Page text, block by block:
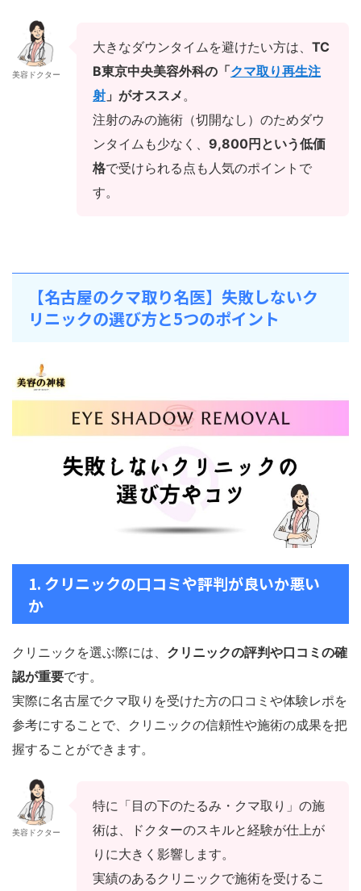
美容ドクター
大きなダウンタイムを避けたい方は、 TC
B東京中央美容外科の「クマ取り再生注
射 」がオススメ。
注射のみの施術（切開なし）のためダウ
ンタイムも少なく、 9,800円という低価
格で受けられる点も人気のポイントで
す。
【名古屋のクマ取り名医】失敗しないク
リニックの選び方と5つのポイント
1. クリニックの口コミや評判が良いか悪い
か
クリニックを選ぶ際には、 クリニックの評判や口コミの確
認が重要です。
実際に名古屋でクマ取りを受けた方の口コミや体験レポを
参考にすることで、クリニックの信頼性や施術の成果を把
握することができます。
美容ドクター
特に「目の下のたるみ・クマ取り」の施
術は、ドクターのスキルと経験が仕上が
りに大きく影響します。
実績のあるクリニックで施術を受けるこ